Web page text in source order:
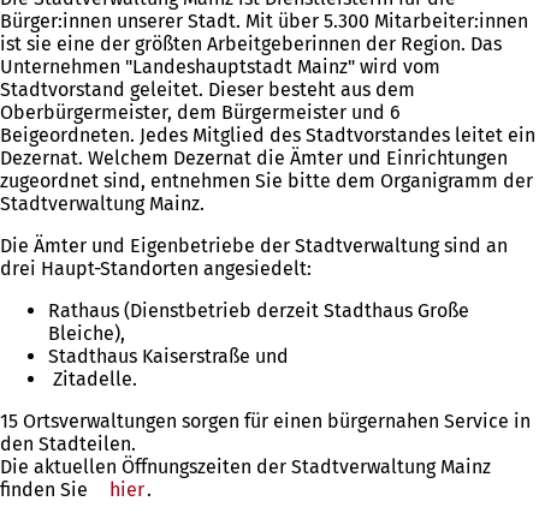
Bürger:innen unserer Stadt. Mit über 5.300 Mitarbeiter:innen
ist sie eine der größten Arbeitgeberinnen der Region. Das
Unternehmen "Landeshauptstadt Mainz" wird vom
Stadtvorstand geleitet. Dieser besteht aus dem
Oberbürgermeister, dem Bürgermeister und 6
Beigeordneten. Jedes Mitglied des Stadtvorstandes leitet ein
Dezernat. Welchem Dezernat die Ämter und Einrichtungen
zugeordnet sind, entnehmen Sie bitte dem Organigramm der
Stadtverwaltung Mainz.
Die Ämter und Eigenbetriebe der Stadtverwaltung sind an
drei Haupt-Standorten angesiedelt:
Rathaus (Dienstbetrieb derzeit Stadthaus Große
Bleiche),
Stadthaus Kaiserstraße und
Zitadelle.
15 Ortsverwaltungen sorgen für einen bürgernahen Service in
den Stadteilen.
Die aktuellen Öffnungszeiten der Stadtverwaltung Mainz
finden Sie
hier.